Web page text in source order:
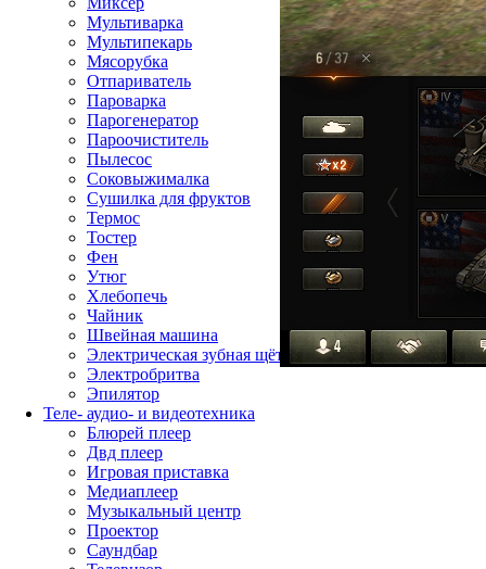
Мультиварка
Мультипекарь
Мясорубка
Отпариватель
Пароварка
Парогенератор
Пароочиститель
Пылесос
Соковыжималка
Сушилка для фруктов
Термос
Тостер
Фен
Утюг
Хлебопечь
Чайник
Швейная машина
Электрическая зубная щётка
Электробритва
Эпилятор
Теле- аудио- и видеотехника
Блюрей плеер
Двд плеер
Игровая приставка
Медиаплеер
Музыкальный центр
Проектор
Саундбар